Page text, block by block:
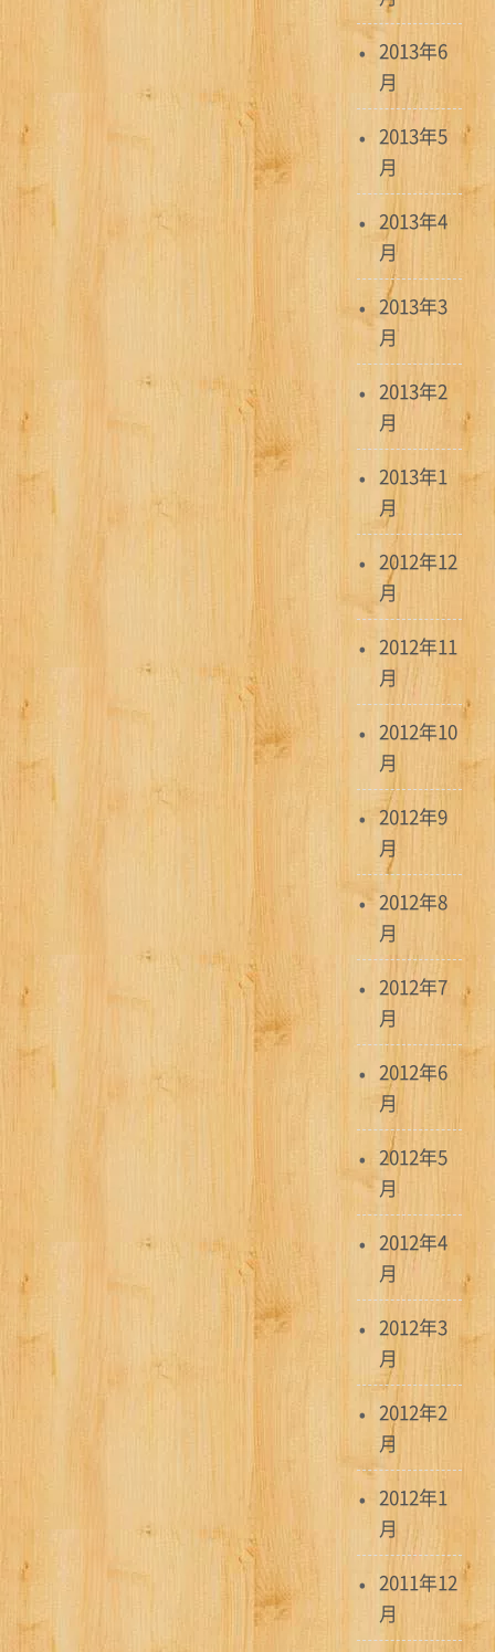
2013年6
月
2013年5
月
2013年4
月
2013年3
月
2013年2
月
2013年1
月
2012年12
月
2012年11
月
2012年10
月
2012年9
月
2012年8
月
2012年7
月
2012年6
月
2012年5
月
2012年4
月
2012年3
月
2012年2
月
2012年1
月
2011年12
月